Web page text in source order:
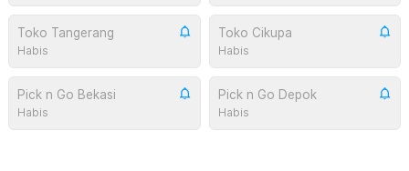
Toko Tangerang
Habis
Toko Cikupa
Habis
Pick n Go Bekasi
Habis
Pick n Go Depok
Habis